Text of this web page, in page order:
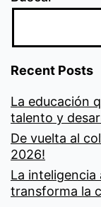
Recent Posts
La educación
talento y
De vuelta al
2026!
La
transforma la